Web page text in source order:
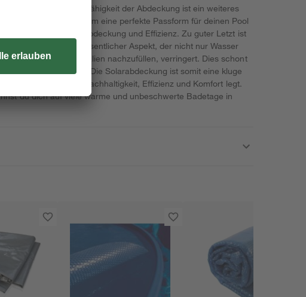
spart. Die Anpassungsfähigkeit der Abdeckung ist ein weiteres
zuschneiden, um eine perfekte Passform für deinen Pool
für eine optimale Abdeckung und Effizienz. Zu guter Letzt ist
ein wesentlicher Aspekt, der nicht nur Wasser
Chemikalien nachzufüllen, verringert. Dies schont
deinen Geldbeutel. Die Solarabdeckung ist somit eine kluge
der Wert auf Nachhaltigkeit, Effizienz und Komfort legt.
du dich auf viele warme und unbeschwerte Badetage in